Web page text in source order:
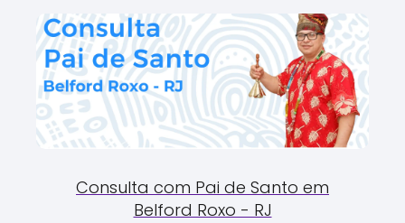
Consulta com Pai de Santo em
Belford Roxo - RJ